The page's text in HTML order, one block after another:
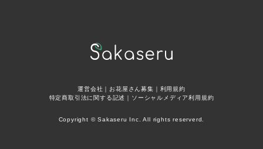
運営会社 ｜お花屋さん募集 ｜ 利用規約
特定商取引法に関する記述 ｜ ソーシャルメディア利用規約
Copyright © Sakaseru Inc. All rights reserverd.